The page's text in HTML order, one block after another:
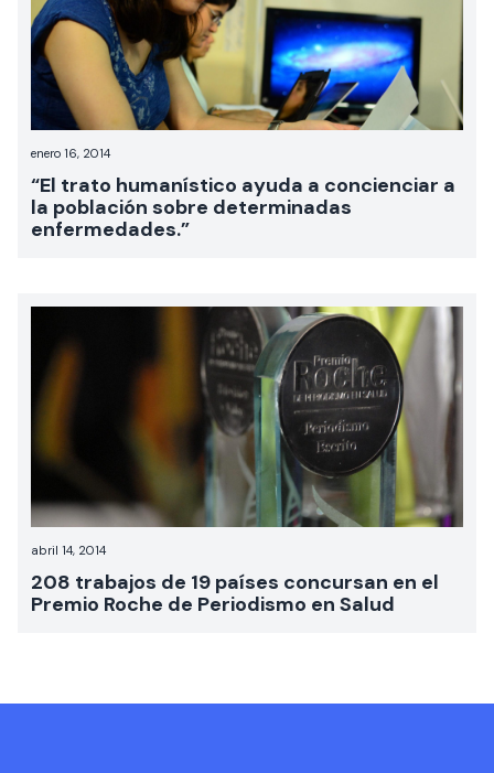
enero 16, 2014
“El trato humanístico ayuda a concienciar a
la población sobre determinadas
enfermedades.”
abril 14, 2014
208 trabajos de 19 países concursan en el
Premio Roche de Periodismo en Salud